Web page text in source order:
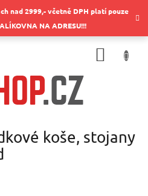
nad 2999,- včetně DPH platí pouze
NA ADRESU!!!
koše, stojany